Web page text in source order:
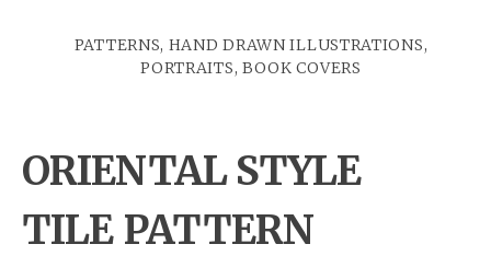
PATTERNS, HAND DRAWN ILLUSTRATIONS,
PORTRAITS, BOOK COVERS
ORIENTAL STYLE
TILE PATTERN